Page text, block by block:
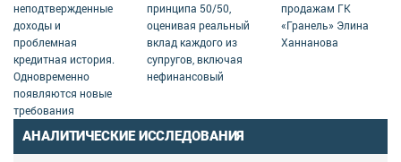
неподтвержденные
доходы и
проблемная
кредитная история.
Одновременно
появляются новые
требования
принципа 50/50,
оценивая реальный
вклад каждого из
супругов, включая
нефинансовый
продажам ГК
«Гранель» Элина
Ханнанова
АНАЛИТИЧЕСКИЕ ИССЛЕДОВАНИЯ